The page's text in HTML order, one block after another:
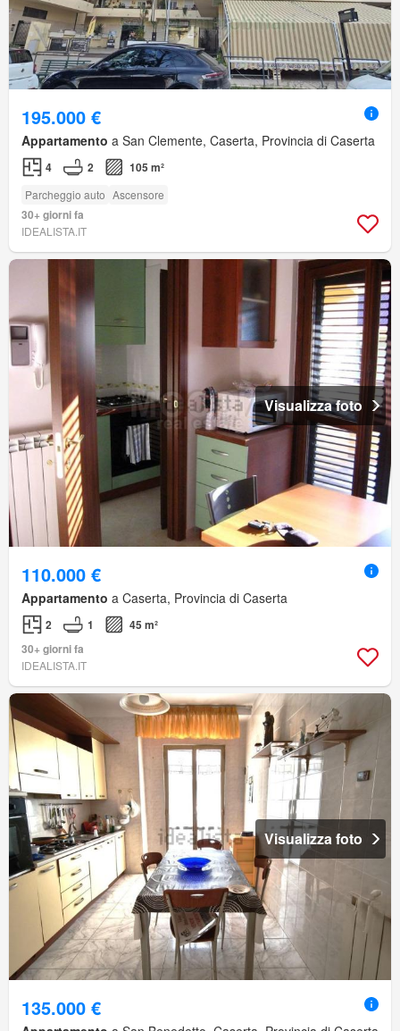
195.000 €
Appartamento a San Clemente, Caserta, Provincia di Caserta
4 2 105 m²
Parcheggio auto Ascensore
30+ giorni fa
IDEALISTA.IT
Visualizza foto
110.000 €
Appartamento a Caserta, Provincia di Caserta
2 1
45 m²
30+ giorni fa
IDEALISTA.IT
Visualizza foto
135.000 €